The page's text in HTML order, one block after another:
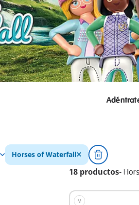
Horses of Waterfall
18 productos-
M